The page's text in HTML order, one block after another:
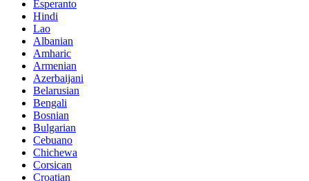
Esperanto
Hindi
Lao
Albanian
Amharic
Armenian
Azerbaijani
Belarusian
Bengali
Bosnian
Bulgarian
Cebuano
Chichewa
Corsican
Croatian